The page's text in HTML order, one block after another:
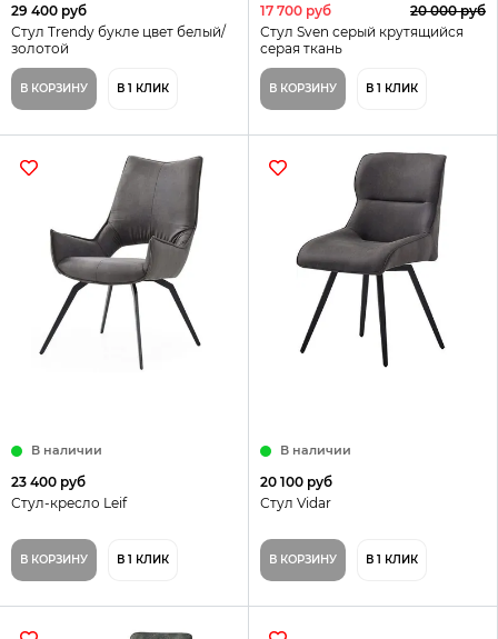
29 400 руб
Стул Trendy букле цвет белый/
золотой
В КОРЗИНУ В 1 КЛИК
17 700 руб
20 000 руб
Стул Sven серый крутящийся
серая ткань
В КОРЗИНУ В 1 КЛИК
В наличии
23 400 руб
Стул-кресло Leif
В КОРЗИНУ В 1 КЛИК
В наличии
20 100 руб
Стул Vidar
В КОРЗИНУ В 1 КЛИК